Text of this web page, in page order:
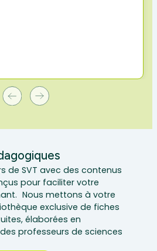
de SVT avec des contenus
pour faciliter votre
Nous mettons à votre
exclusive de fiches
élaborées en
professeurs de sciences